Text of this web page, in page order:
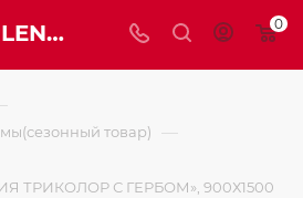
ФЛАГ, DARLENS «РОССИЯ ТРИКОЛОР С ГЕРБОМ», 900Х1500 ММ 0
товар) —
ТРИКОЛОР С ГЕРБОМ», 900Х1500